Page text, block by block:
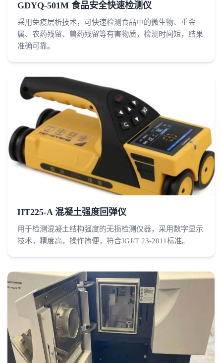
GDYQ-501M 食品安全快速检测仪
采用免疫层析技术，可快速检测食品中的微生物、重金
属、农药残留、兽药残留等有害物质，检测时间短，结果
准确可靠。
HT225-A 混凝土强度回弹仪
用于检测混凝土结构强度的无损检测仪器，采用数字显示
技术，精度高，操作简便，符合JGJ/T 23-2011标准。